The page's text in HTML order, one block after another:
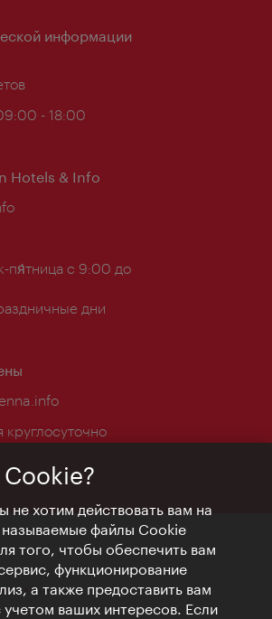
информации
- 18:00
Hotels & Info
пя́тница с 9:00 до
дни
не хотим действовать вам на
файлы Cookie
того, чтобы обеспечить вам
функционирование
а также предоставить вам
ваших интересов. Если